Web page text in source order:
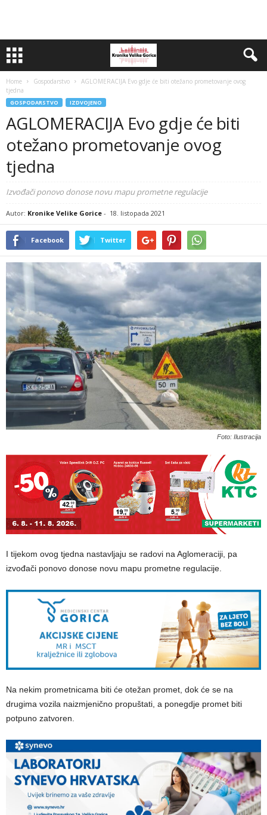
Home Gospodarstvo
AGLOMERACIJA Evo gdje će biti otežano prometovanje ovog
tjedna
GOSPODARSTVO IZDVOJENO
AGLOMERACIJA Evo gdje će biti
otežano prometovanje ovog
tjedna
Izvođači ponovo donose novu mapu prometne regulacije
Autor: Kronike Velike Gorice - 18. listopada 2021
Facebook Twitter
Foto: Ilustracija
I tijekom ovog tjedna nastavljaju se radovi na Aglomeraciji, pa
izvođači ponovo donose novu mapu prometne regulacije.
Na nekim prometnicama biti će otežan promet, dok će se na
drugima vozila naizmjenično propuštati, a ponegdje promet biti
potpuno zatvoren.